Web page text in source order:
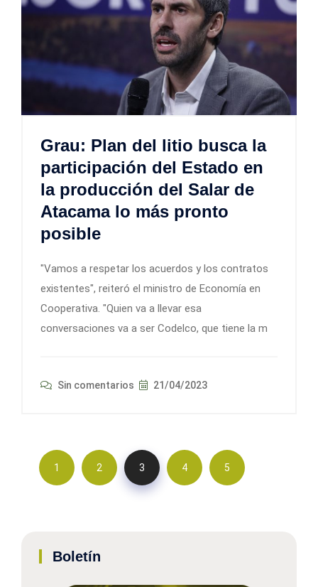
Grau: Plan del litio busca la
participación del Estado en
la producción del Salar de
Atacama lo más pronto
posible
"Vamos a respetar los acuerdos y los contratos
existentes", reiteró el ministro de Economía en
Cooperativa. "Quien va a llevar esa
conversaciones va a ser Codelco, que tiene la m
Sin comentarios 21/04/2023
1 2 3 4 5
Boletín